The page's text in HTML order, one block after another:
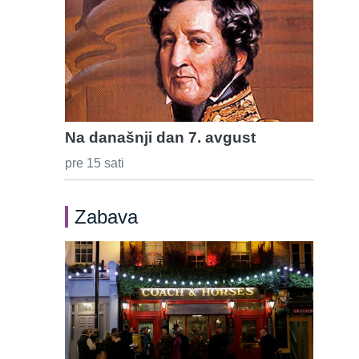
Na današnji dan 7. avgust
pre 15 sati
Zabava